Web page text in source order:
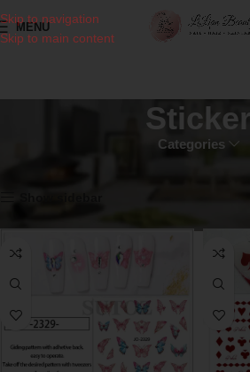
Skip to navigation
Skip to main content
MENU
Sticker
Categories